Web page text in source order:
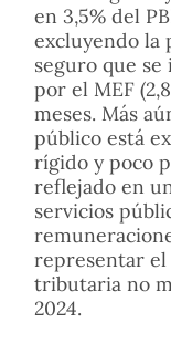
en 3,5% del
excluyendo la
seguro que
por el MEF
meses. Más
público está
rígido y poco
reflejado en
servicios
representar el
tributaria no
2024.